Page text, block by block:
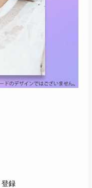
登録